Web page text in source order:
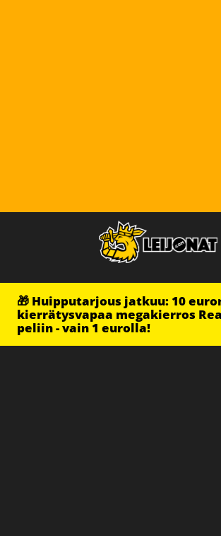
🎁 Huipputarjous jatkuu: 10
kierrätysvapaa megakierros
peliin - vain 1 eurolla!